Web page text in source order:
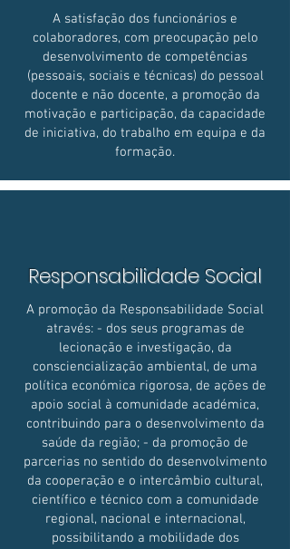
A satisfação dos funcionários e
colaboradores, com preocupação pelo
desenvolvimento de competências
(pessoais, sociais e técnicas) do pessoal
docente e não docente, a promoção da
motivação e participação, da capacidade
de iniciativa, do trabalho em equipa e da
formação.
Responsabilidade Social
A promoção da Responsabilidade Social
através: - dos seus programas de
lecionação e investigação, da
consciencialização ambiental, de uma
política económica rigorosa, de ações de
apoio social à comunidade académica,
contribuindo para o desenvolvimento da
saúde da região; - da promoção de
parcerias no sentido do desenvolvimento
da cooperação e o intercâmbio cultural,
científico e técnico com a comunidade
regional, nacional e internacional,
possibilitando a mobilidade dos